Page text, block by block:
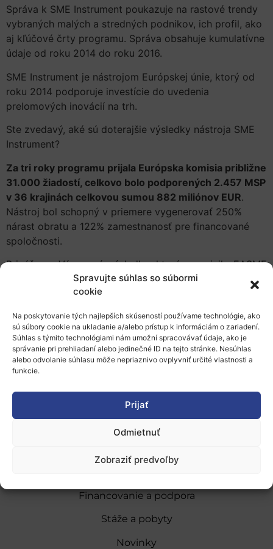
Spravujte súhlas so súbormi
cookie
Na poskytovanie tých najlepších skúseností používame technológie, ako
sú súbory cookie na ukladanie a/alebo prístup k informáciám o zariadení.
Súhlas s týmito technológiami nám umožní spracovávať údaje, ako je
správanie pri prehliadaní alebo jedinečné ID na tejto stránke. Nesúhlas
alebo odvolanie súhlasu môže nepriaznivo ovplyvniť určité vlastnosti a
funkcie.
Prijať
Odmietnuť
Zobraziť predvoľby
Správa k SME Instrument poukazuje na rastové trendy
vybraných malých a stredných podnikov, ich profil, ako
aj kľúčové črty programu. Správa obsahuje kumulatívne
údaje od roku 2014 do roku 2016.
SME Instrument je nástrojom Európskej únie, ktorý od
roku 2014 podporuje investície do uvedenia
prelomových inovácií na trh.
Ste zvedavý, aké sú doterajšie výsledky nástroja SME
Instrument?
Za tri roky programu prijala Európska komisia približne
31.000 žiadostí, celkovo bolo podporených 2.457 MSP
v 36 krajinách celkovou sumou 882 miliónov EUR.
Nástroj bol schopný v priemere vygenerovať 250%
nárast obratu a 122% zamestnanosť pre financované
spoločnosti.
Prinášame Vám prvé výsledky, ktoré zverejnila EASME
(Executive Agency for SMEs).
správu je možné získaťtu.
Tu nájdete všetky podporené projekty v rámci nástroja
SME Instrument.
Financovanie a podpora
Stáže a pobyty
Novinky